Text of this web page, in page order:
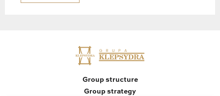
Group structure
Group strategy